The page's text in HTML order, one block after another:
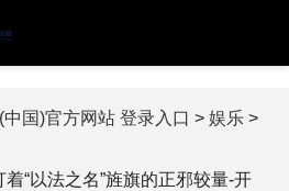
中国)官方网站 登录入口 > 娱乐 >
“以法之名”旌旗的正邪较量-开